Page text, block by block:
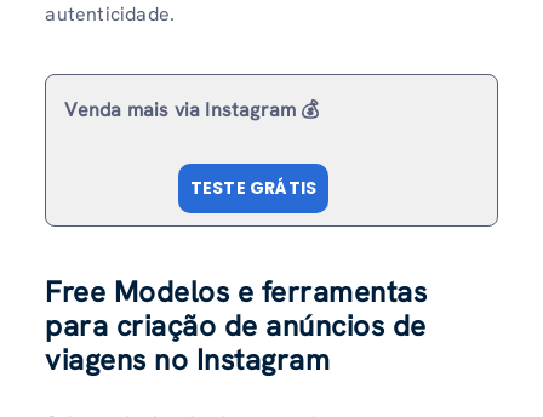
autenticidade.
Venda mais via Instagram 💰
TESTE GRÁTIS
Free Modelos e ferramentas
para criação de anúncios de
viagens no Instagram